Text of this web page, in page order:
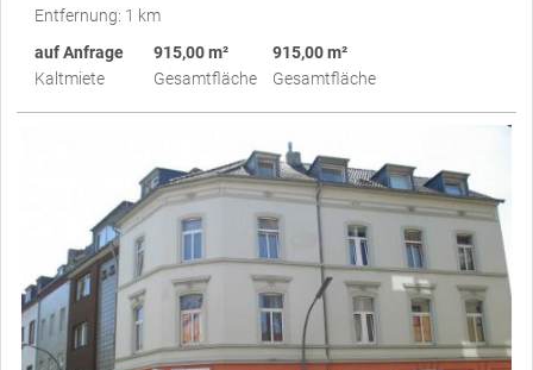
Entfernung: 1 km
auf Anfrage
Kaltmiete
915,00 m²
Gesamtfläche
915,00 m²
Gesamtfläche